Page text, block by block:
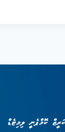
ކޮމްޕެނީ ލިމިޓެޑް